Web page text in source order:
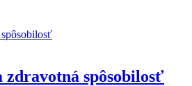
zdravotná spôsobilosť